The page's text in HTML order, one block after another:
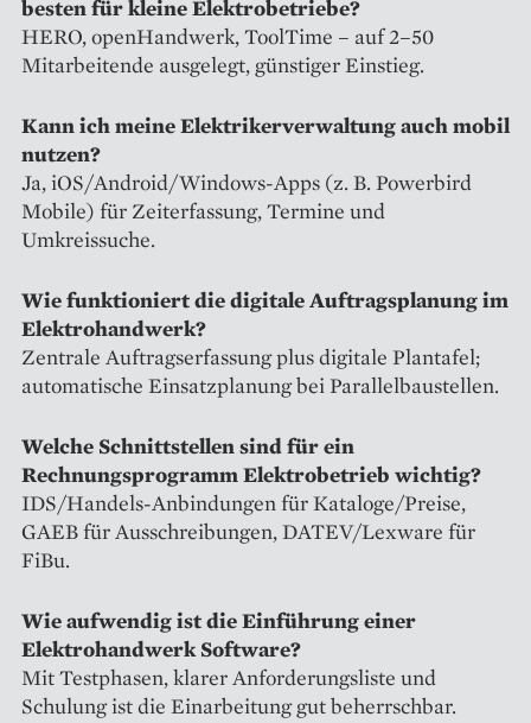
besten für kleine Elektrobetriebe?
HERO, openHandwerk, ToolTime – auf 2–50
Mitarbeitende ausgelegt, günstiger Einstieg.
Kann ich meine Elektrikerverwaltung auch mobil
nutzen?
Ja, iOS/Android/Windows-Apps (z. B. Powerbird
Mobile) für Zeiterfassung, Termine und
Umkreissuche.
Wie funktioniert die digitale Auftragsplanung im
Elektrohandwerk?
Zentrale Auftragserfassung plus digitale Plantafel;
automatische Einsatzplanung bei Parallelbaustellen.
Welche Schnittstellen sind für ein
Rechnungsprogramm Elektrobetrieb wichtig?
IDS/Handels-Anbindungen für Kataloge/Preise,
GAEB für Ausschreibungen, DATEV/Lexware für
FiBu.
Wie aufwendig ist die Einführung einer
Elektrohandwerk Software?
Mit Testphasen, klarer Anforderungsliste und
Schulung ist die Einarbeitung gut beherrschbar.